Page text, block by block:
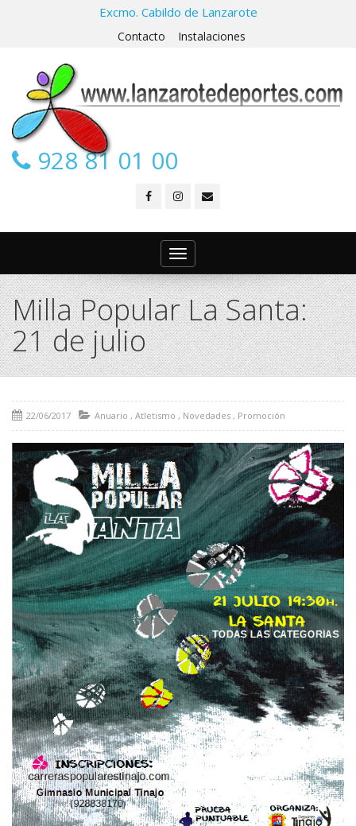
Excmo. Cabildo de Lanzarote
Contacto Instalaciones
928 81 01 00
Toggle
navigation
Milla Popular La Santa:
21 de julio
22/06/2017 Anuario , Atletismo , Novedades , Promoción